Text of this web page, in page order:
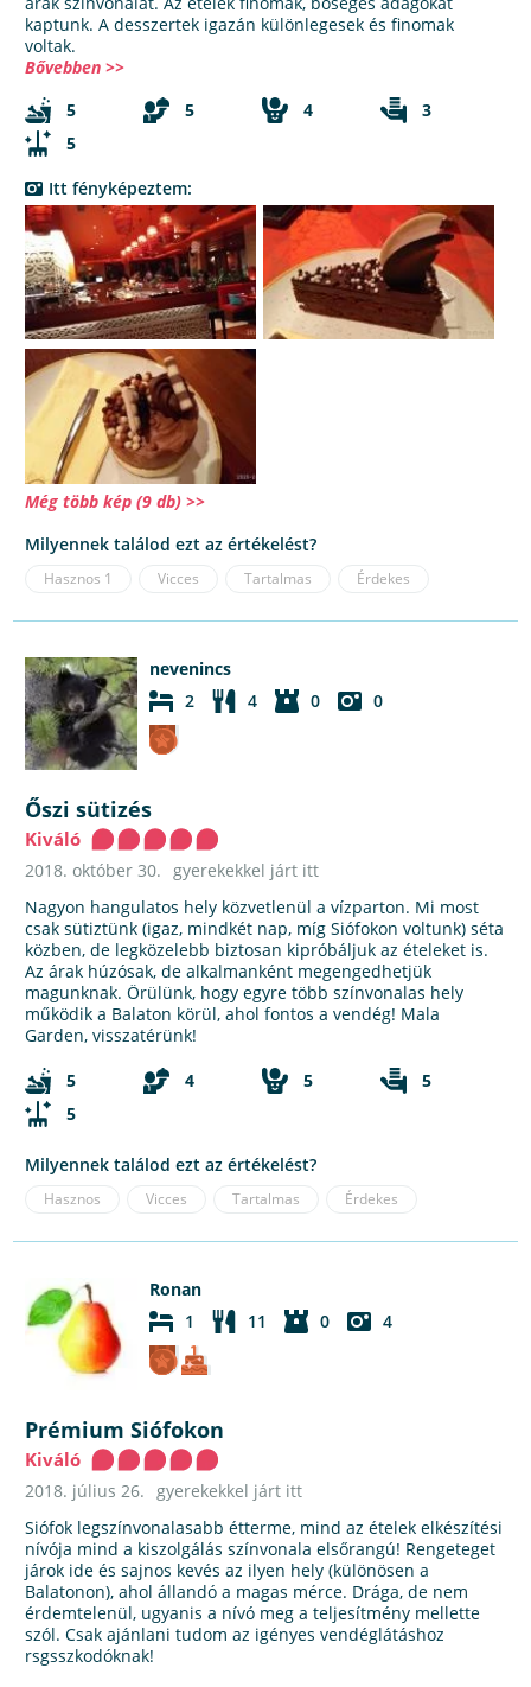
kaptunk. A desszertek igazán különlegesek és finomak
voltak.
Bővebben >>
5
5 4
3
5
Itt fényképeztem:
Még több kép (9 db) >>
Milyennek találod ezt az értékelést?
Hasznos 1 Vicces Tartalmas Érdekes
nevenincs
2
4 0 0
Őszi sütizés
Kiváló
2018. október 30.
gyerekekkel járt itt
Nagyon hangulatos hely közvetlenül a vízparton. Mi most
csak sütiztünk (igaz, mindkét nap, míg Siófokon voltunk) séta
közben, de legközelebb biztosan kipróbáljuk az ételeket is.
Az árak húzósak, de alkalmanként megengedhetjük
magunknak. Örülünk, hogy egyre több színvonalas hely
működik a Balaton körül, ahol fontos a vendég! Mala
Garden, visszatérünk!
5
4 5
5
5
Milyennek találod ezt az értékelést?
Hasznos Vicces Tartalmas Érdekes
Ronan
1
11 0 4
Prémium Siófokon
Kiváló
2018. július 26.
gyerekekkel járt itt
Siófok legszínvonalasabb étterme, mind az ételek elkészítési
nívója mind a kiszolgálás színvonala elsőrangú! Rengeteget
járok ide és sajnos kevés az ilyen hely (különösen a
Balatonon), ahol állandó a magas mérce. Drága, de nem
érdemtelenül, ugyanis a nívó meg a teljesítmény mellette
szól. Csak ajánlani tudom az igényes vendéglátáshoz
rsgsszkodóknak!